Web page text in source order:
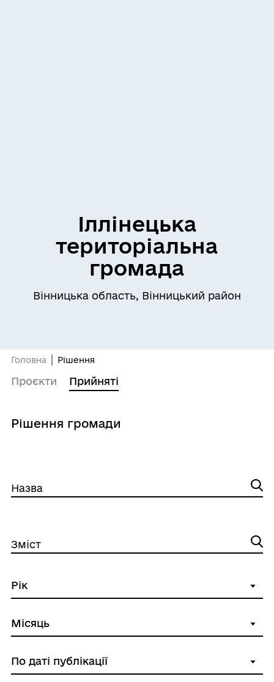
Іллінецька
територіальна
громада
Вінницька область, Вінницький район
Головна Рішення
Проєкти Прийняті
Рішення громади
Назва
Зміст